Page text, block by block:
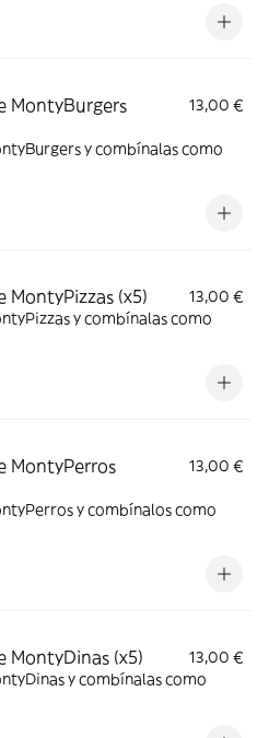
MontyBurgers
13,00 €
y combínalas como
MontyPizzas (x5)
13,00 €
y combínalas como
MontyPerros
13,00 €
y combínalos como
MontyDinas (x5)
13,00 €
y combínalas como